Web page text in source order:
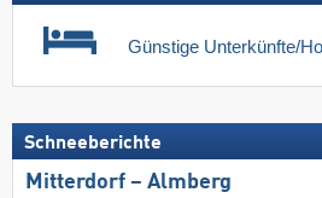
Günstige Unterkünfte/
Schneeberichte
Mitterdorf – Almberg